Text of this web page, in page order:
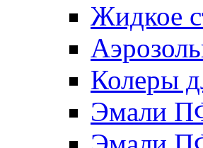
Жидкое
Колеры
Эмали